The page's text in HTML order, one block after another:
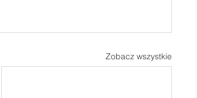
Zobacz wszystkie